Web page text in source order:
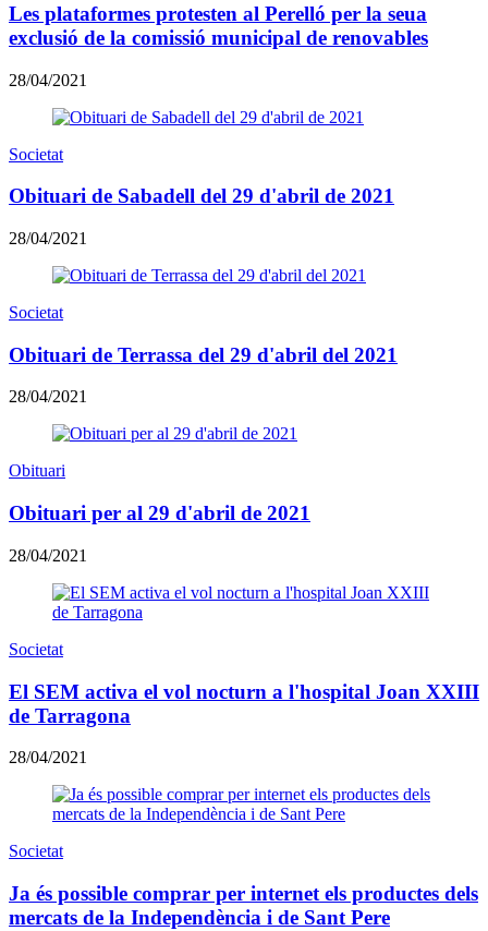
Les plataformes protesten al Perelló per la seua
exclusió de la comissió municipal de renovables
28/04/2021
Societat
Obituari de Sabadell del 29 d'abril de 2021
28/04/2021
Societat
Obituari de Terrassa del 29 d'abril del 2021
28/04/2021
Obituari
Obituari per al 29 d'abril de 2021
28/04/2021
Societat
El SEM activa el vol nocturn a l'hospital Joan XXIII
de Tarragona
28/04/2021
Societat
Ja és possible comprar per internet els productes dels
mercats de la Independència i de Sant Pere